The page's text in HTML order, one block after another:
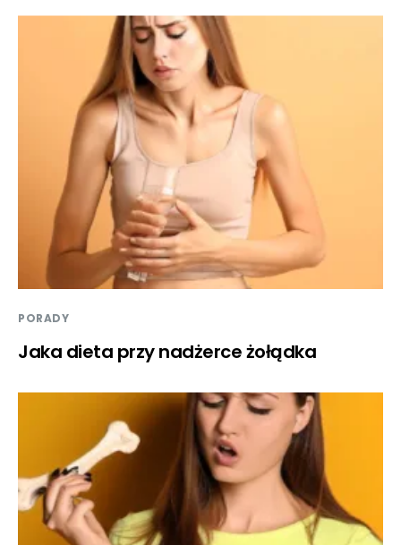
PORADY
Jaka dieta przy nadżerce żołądka